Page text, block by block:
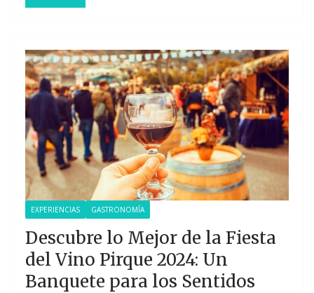
EXPERIENCIAS GASTRONOMÍA
Descubre lo Mejor de la Fiesta
del Vino Pirque 2024: Un
Banquete para los Sentidos